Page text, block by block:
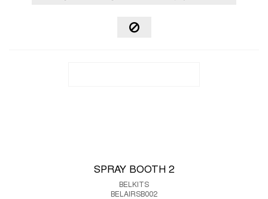
SPRAY BOOTH 2
BELKITS
BELAIRSB002